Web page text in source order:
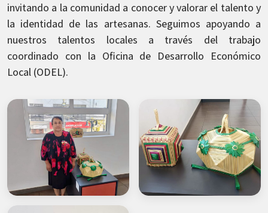
invitando a la comunidad a conocer y valorar el talento y
la identidad de las artesanas. Seguimos apoyando a
nuestros talentos locales a través del trabajo
coordinado con la Oficina de Desarrollo Económico
Local (ODEL).